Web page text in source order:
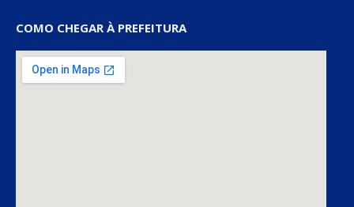
COMO CHEGAR À PREFEITURA